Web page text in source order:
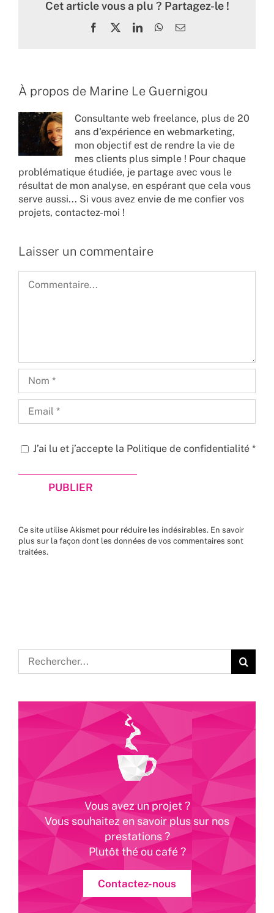
Cet article vous a plu ? Partagez-le !
Facebook LinkedInWhatsApp
Email
À propos de Marine Le Guernigou
Consultante web freelance, plus de 20
ans d'expérience en webmarketing,
mon objectif est de rendre la vie de
mes clients plus simple ! Pour chaque
problématique étudiée, je partage avec vous le
résultat de mon analyse, en espérant que cela vous
serve aussi... Si vous avez envie de me confier vos
projets, contactez-moi !
Laisser un commentaire
J’ai lu et j’accepte la Politique de confidentialité *
Ce site utilise Akismet pour réduire les indésirables. En savoir
plus sur la façon dont les données de vos commentaires sont
traitées.
Rechercher:
Vous avez un projet ?
Vous souhaitez en savoir plus sur nos
prestations ?
Plutôt thé ou café ?
Contactez-nous